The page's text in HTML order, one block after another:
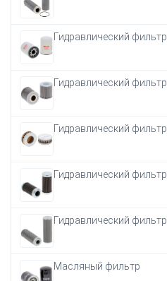
Гидравлический фильтр
Гидравлический фильтр
Гидравлический фильтр
Гидравлический фильтр
Гидравлический фильтр
Масляный фильтр